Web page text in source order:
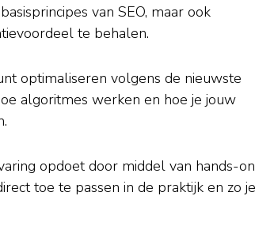
van SEO, maar ook
te behalen.
optimaliseren volgens de nieuwste
algoritmes werken en hoe je jouw
opdoet door middel van hands-on
toe te passen in de praktijk en zo je